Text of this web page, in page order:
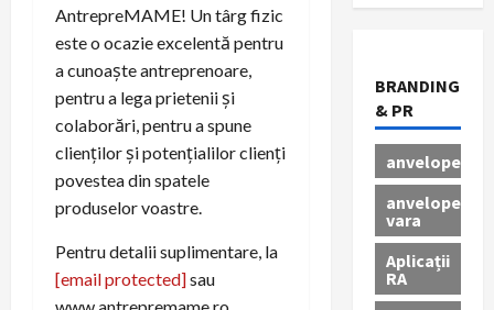
AntrepreMAME! Un târg fizic
este o ocazie excelentă pentru
a cunoaște antreprenoare,
pentru a lega prietenii și
colaborări, pentru a spune
clienților și potențialilor clienți
povestea din spatele
produselor voastre.
Pentru detalii suplimentare, la
[email protected]sau
BRANDING
& PR
anvelope
anvelope
vara
Aplicații
RA